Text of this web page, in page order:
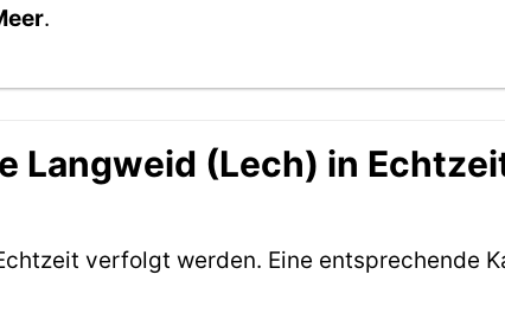
.
Langweid (Lech) in
verfolgt werden. Eine entsprechende